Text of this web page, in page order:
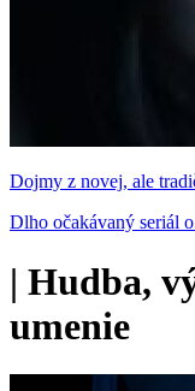
Dojmy z novej, ale
Dlho očakávaný seriál
| Hudba,
umenie